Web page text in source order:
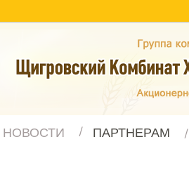
НОВОСТИ ПАРТНЕРАМ